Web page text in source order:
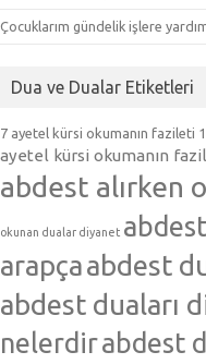
Çocuklarım gündelik işlere
Dua ve Dualar Etiketleri
7 ayetel kürsi okumanın fazileti
ayetel kürsi okumanın
abdest alırken
okunan dualar diyanet
arapçaabdest
abdest duaları
nelerdirabdest